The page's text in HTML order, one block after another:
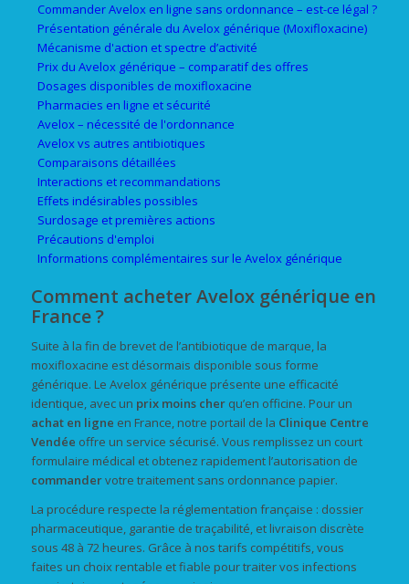
Commander Avelox en ligne sans ordonnance – est-ce légal ?
Présentation générale du Avelox générique (Moxifloxacine)
Mécanisme d'action et spectre d’activité
Prix du Avelox générique – comparatif des offres
Dosages disponibles de moxifloxacine
Pharmacies en ligne et sécurité
Avelox – nécessité de l'ordonnance
Avelox vs autres antibiotiques
Comparaisons détaillées
Interactions et recommandations
Effets indésirables possibles
Surdosage et premières actions
Précautions d'emploi
Informations complémentaires sur le Avelox générique
Comment acheter Avelox générique en
France ?
Suite à la fin de brevet de l’antibiotique de marque, la
moxifloxacine est désormais disponible sous forme
générique. Le Avelox générique présente une efficacité
identique, avec un prix moins cherqu’en officine. Pour un
achat en ligne en France, notre portail de la Clinique Centre
Vendée offre un service sécurisé. Vous remplissez un court
formulaire médical et obtenez rapidement l’autorisation de
commandervotre traitement sans ordonnance papier.
La procédure respecte la réglementation française : dossier
pharmaceutique, garantie de traçabilité, et livraison discrète
sous 48 à 72 heures. Grâce à nos tarifs compétitifs, vous
faites un choix rentable et fiable pour traiter vos infections